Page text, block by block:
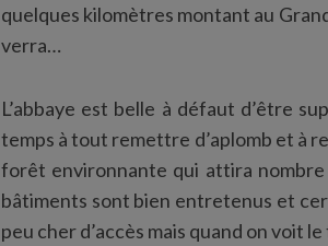
quelques kilomètres montant au
verra…
L’abbaye est belle à défaut d’être
temps à tout remettre d’aplomb et à
forêt environnante qui attira
bâtiments sont bien entretenus et
peu cher d’accès mais quand on voit